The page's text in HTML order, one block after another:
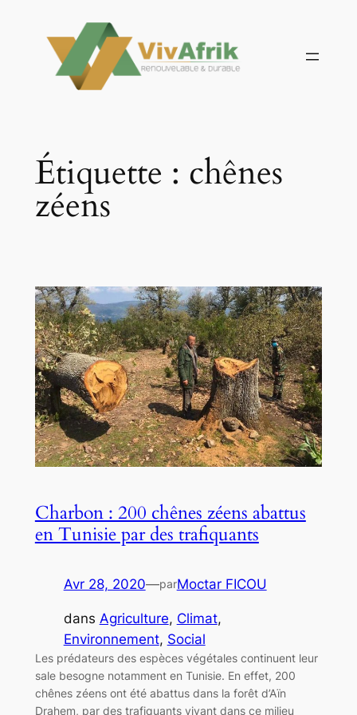
contenu
Étiquette : chênes
zéens
Charbon : 200 chênes zéens abattus
en Tunisie par des trafiquants
Avr 28, 2020—parMoctar FICOU
dans Agriculture, Climat
Environnement, Social
Les prédateurs des espèces végétales continuent leur
sale besogne notamment en Tunisie. En effet, 200
chênes zéens ont été abattus dans la forêt d’Aïn
Drahem, par des trafiquants vivant dans ce milieu